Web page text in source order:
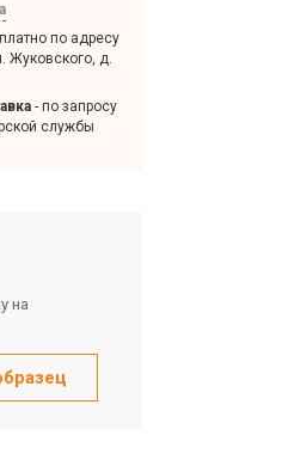
по адресу
Жуковского, д.
- по запросу
службы
на